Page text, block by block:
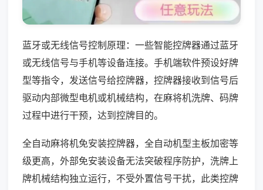
蓝牙或无线信号控制原理：一些智能控牌器通过蓝牙
或无线信号与手机等设备连接。手机端软件预设好牌
型等指令，发送信号给控牌器，控牌器接收到信号后
驱动内部微型电机或机械结构，在麻将机洗牌、码牌
过程中进行干预，达到控牌目的。
全自动麻将机免安装控牌器，全自动机型主板加密等
级更高，外部免安装设备无法突破程序防护，洗牌上
牌机械结构独立运行，不受外置信号干扰，此类控牌